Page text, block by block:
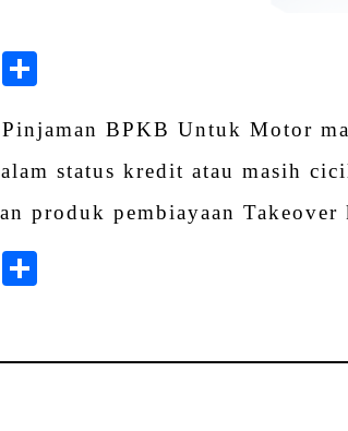
WhatsApp
BPKB Untuk Motor
status kredit atau masih
produk pembiayaan
WhatsApp